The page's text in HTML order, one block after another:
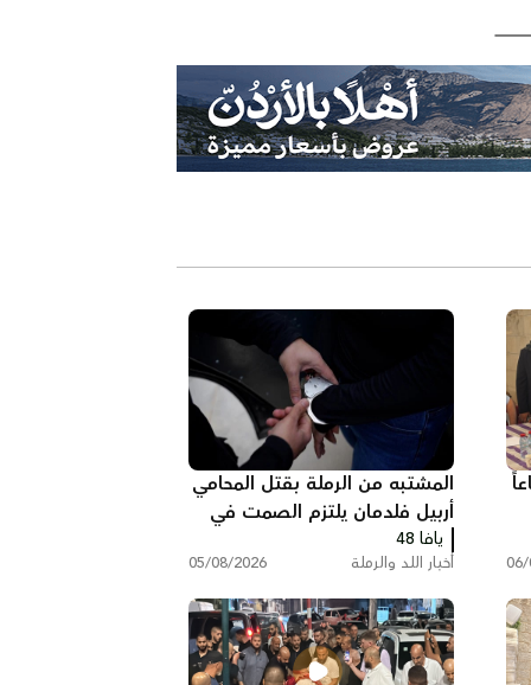
المشتبه من الرملة بقتل المحامي
أربيل فلدمان يلتزم الصمت في
التحقيق ويقول: "أنا مريض
نفسيًا"
يافا 48
أخبار اللد والرملة 05/08/2026